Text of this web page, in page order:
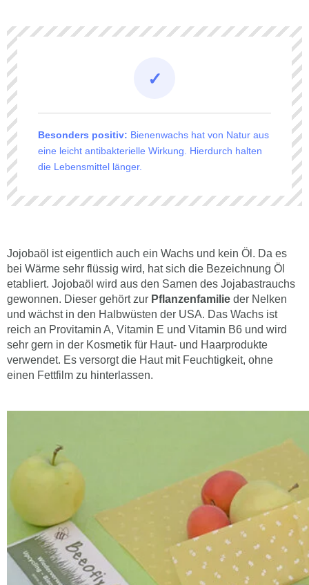
Besonders positiv: Bienenwachs hat von Natur aus
eine leicht antibakterielle Wirkung. Hierdurch halten
die Lebensmittel länger.
Jojobaöl ist eigentlich auch ein Wachs und kein Öl. Da es
bei Wärme sehr flüssig wird, hat sich die Bezeichnung Öl
etabliert. Jojobaöl wird aus den Samen des Jojabastrauchs
gewonnen. Dieser gehört zur Pflanzenfamilie der Nelken
und wächst in den Halbwüsten der USA. Das Wachs ist
reich an Provitamin A, Vitamin E und Vitamin B6 und wird
sehr gern in der Kosmetik für Haut- und Haarprodukte
verwendet. Es versorgt die Haut mit Feuchtigkeit, ohne
einen Fettfilm zu hinterlassen.